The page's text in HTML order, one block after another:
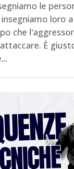
le
loro
che
È